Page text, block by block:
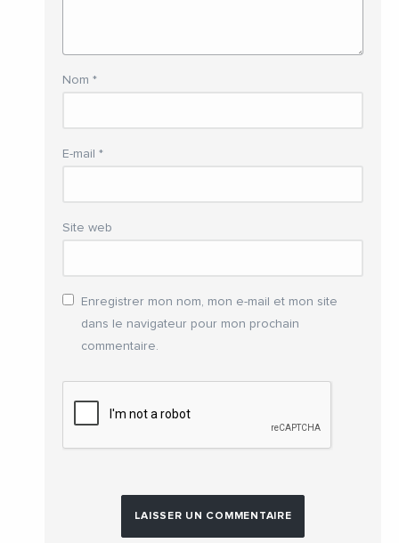
Nom *
E-mail *
Site web
Enregistrer mon nom, mon e-mail et mon site
dans le navigateur pour mon prochain
commentaire.